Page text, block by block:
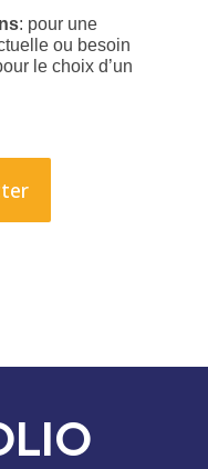
: pour une
ou besoin
le choix d’un